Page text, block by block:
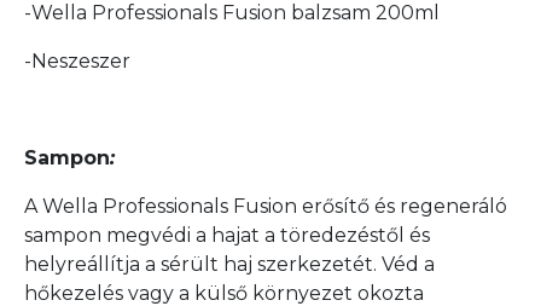
-Wella Professionals Fusion balzsam 200ml
-Neszeszer
Sampon:
A Wella Professionals Fusion erősítő és regeneráló
sampon megvédi a hajat a töredezéstől és
helyreállítja a sérült haj szerkezetét. Véd a
hőkezelés vagy a külső környezet okozta